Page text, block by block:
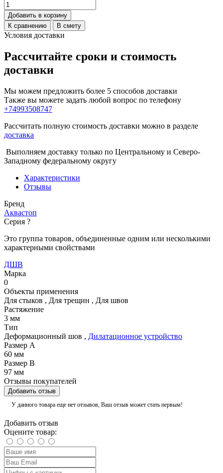
Добавить в корзину
К сравнению
В смету
Условия доставки
Рассчитайте сроки и стоимость
доставки
Мы можем предложить более 5 способов доставки
Также вы можете задать любой вопрос по телефону
+74993508747
Рассчитать полную стоимость доставки можно в разделе
доставка
Выполняем доставку только по Центральному и Северо-
Западному федеральному округу
Характеристики
Отзывы
Бренд
Аквастоп
Серия ?
Это группа товаров, объединенные одним или несколькими
характерными свойствами
ДШВ
Марка
0
Объекты применения
Для стыков , Для трещин , Для швов
Растяжение
3 мм
Тип
Деформационный шов , Дилатационное устройство
Размер А
60 мм
Размер В
97 мм
Отзывы покупателей
Добавить отзыв
У данного товара еще нет отзывов, Ваш отзыв может стать первым!
Добавить отзыв
Оцените товар: